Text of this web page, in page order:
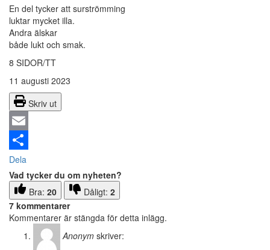
En del tycker att surströmming
luktar mycket illa.
Andra älskar
både lukt och smak.
8 SIDOR/TT
11 augusti 2023
Skriv ut
Email
Dela
Vad tycker du om nyheten?
Bra: 20 Dåligt: 2
7 kommentarer
Kommentarer är stängda för detta inlägg.
Anonym skriver: